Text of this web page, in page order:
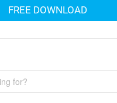
FREE DOWNLOAD